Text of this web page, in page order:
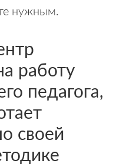
нужным.
работу
педагога,
своей